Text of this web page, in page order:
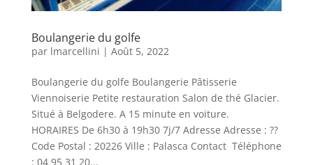
Boulangerie du golfe
par lmarcellini | Août 5, 2022
Boulangerie du golfe Boulangerie Pâtisserie
Viennoiserie Petite restauration Salon de thé Glacier.
Situé à Belgodere. A 15 minute en voiture.
HORAIRES De 6h30 à 19h30 7j/7 Adresse Adresse : ??
Code Postal : 20226 Ville : Palasca Contact Téléphone
: 04 95 31 20...